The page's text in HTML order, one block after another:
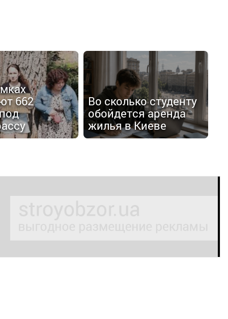
662
Во сколько студенту
обойдется аренда
жилья в Киеве